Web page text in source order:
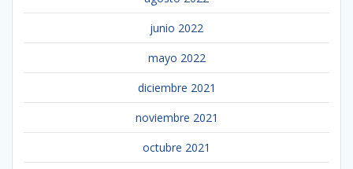
junio 2022
mayo 2022
diciembre 2021
noviembre 2021
octubre 2021